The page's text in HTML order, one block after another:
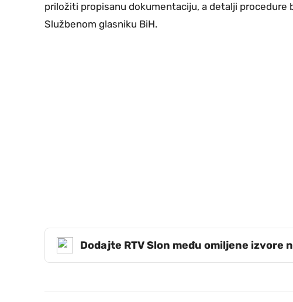
priložiti propisanu dokumentaciju, a detalji procedure
Službenom glasniku BiH.
Dodajte RTV Slon među omiljene izvore